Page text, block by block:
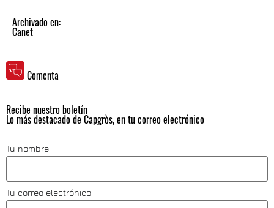
Archivado en:
Canet
Comenta
Recibe nuestro boletín
Lo más destacado de Capgròs, en tu correo electrónico
Tu nombre
Tu correo electrónico